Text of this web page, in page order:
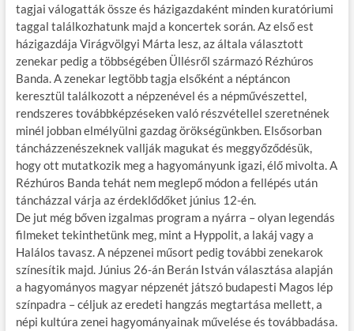
tagjai válogatták össze és házigazdaként minden kuratóriumi
taggal találkozhatunk majd a koncertek során. Az első est
házigazdája Virágvölgyi Márta lesz, az általa választott
zenekar pedig a többségében Üllésről származó Rézhúros
Banda. A zenekar legtöbb tagja elsőként a néptáncon
keresztül találkozott a népzenével és a népművészettel,
rendszeres továbbképzéseken való részvétellel szeretnének
minél jobban elmélyülni gazdag örökségünkben. Elsősorban
táncházzenészeknek vallják magukat és meggyőződésük,
hogy ott mutatkozik meg a hagyományunk igazi, élő mivolta. A
Rézhúros Banda tehát nem meglepő módon a fellépés után
táncházzal várja az érdeklődőket június 12-én.
De jut még bőven izgalmas program a nyárra – olyan legendás
filmeket tekinthetünk meg, mint a Hyppolit, a lakáj vagy a
Halálos tavasz. A népzenei műsort pedig további zenekarok
színesítik majd. Június 26-án Berán István választása alapján
a hagyományos magyar népzenét játszó budapesti Magos lép
színpadra – céljuk az eredeti hangzás megtartása mellett, a
népi kultúra zenei hagyományainak művelése és továbbadása.